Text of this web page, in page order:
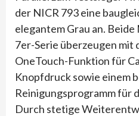
der NICR 793 eine
elegantem Grau an.
7er-Serie überzeugen mit
OneTouch-Funktion für
Knopfdruck sowie einem
Reinigungsprogramm für
Durch stetige